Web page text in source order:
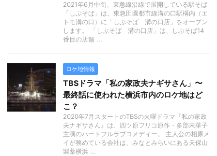
2021年6月中旬、東急線沿線で展開している駅そば
「しぶそば」は、東急田園都市線溝の口駅構内（エ
トモ溝の口）に「しぶそば 溝の口店」をオープン
します。 「しぶそば 溝の口店」は、しぶそば14
番目の店舗 ...
ロケ地情報
TBSドラマ「私の家政夫ナギサさん」〜
最終話に使われた横浜市内のロケ地はど
こ？
2020年7月スタートのTBSの火曜ドラマ『私の家政
夫ナギサさん』は、四ツ原フリコ原作・多部未華子
主演のハートフルラブコメディー。 主人公の相原メ
イが務めている会社は、みなとみらいにある天保山
製薬横浜 ...